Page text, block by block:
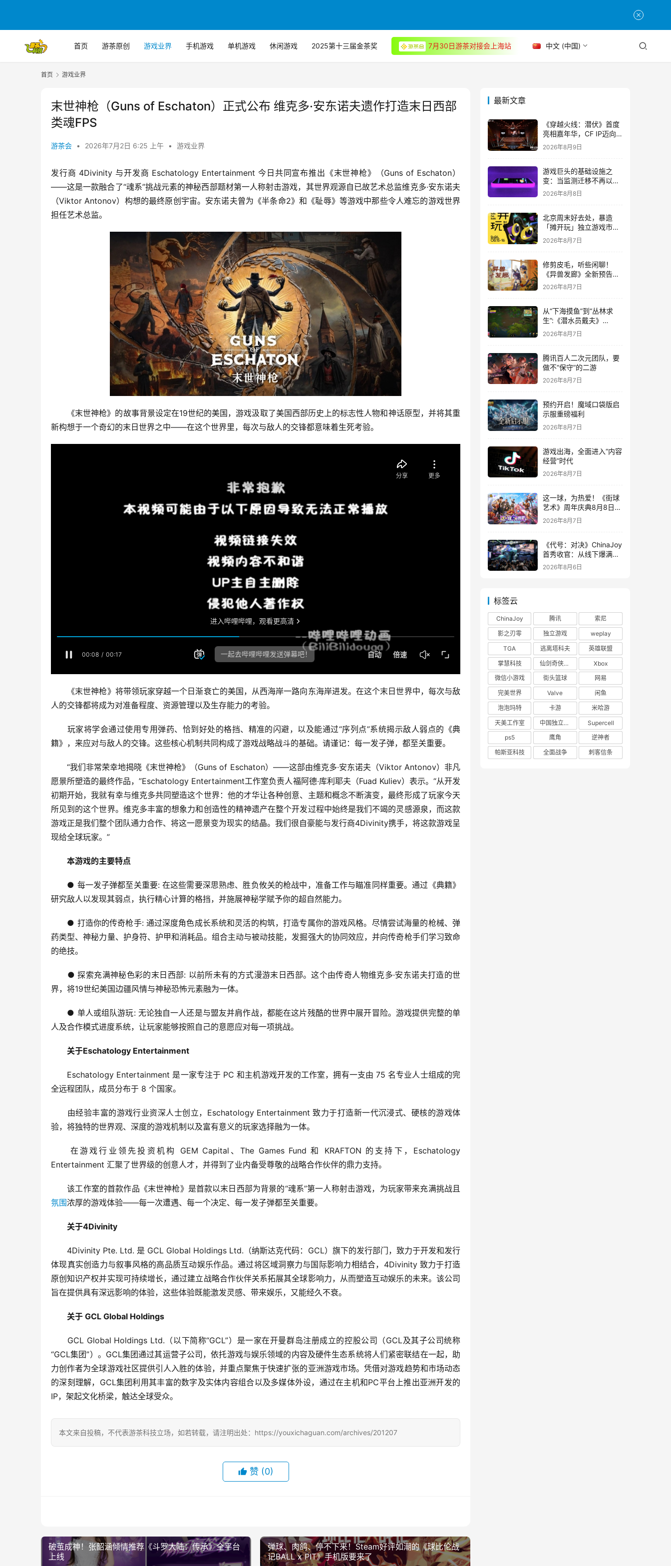
首页 游茶原创 游戏业界 手机游戏 单机游戏 休闲游戏 2025第十三届金茶奖 7月30日游茶对接会上海站 中文 (中国)
首页 游戏业界
末世神枪（Guns of Eschaton）正式公布 维克多·安东诺夫遗作打造末日西部
类魂FPS
游茶会 • 2026年7月2日 6:25 上午 • 游戏业界
发行商 4Divinity 与开发商 Eschatology Entertainment 今日共同宣布推出《末世神枪》（Guns of Eschaton）
——这是一款融合了“魂系”挑战元素的神秘西部题材第一人称射击游戏，其世界观源自已故艺术总监维克多·安东诺夫
（Viktor Antonov）构想的最终原创宇宙。安东诺夫曾为《半条命2》和《耻辱》等游戏中那些令人难忘的游戏世界
担任艺术总监。
《末世神枪》的故事背景设定在19世纪的美国，游戏汲取了美国西部历史上的标志性人物和神话原型，并将其重
新构想于一个奇幻的末日世界之中——在这个世界里，每次与敌人的交锋都意味着生死考验。
《末世神枪》将带领玩家穿越一个日渐衰亡的美国，从西海岸一路向东海岸进发。在这个末日世界中，每次与敌
人的交锋都将成为对准备程度、资源管理以及生存能力的考验。
玩家将学会通过使用专用弹药、恰到好处的格挡、精准的闪避，以及能通过“序列点”系统揭示敌人弱点的《典
籍》，来应对与敌人的交锋。这些核心机制共同构成了游戏战略战斗的基础。请谨记：每一发子弹，都至关重要。
“我们非常荣幸地揭晓《末世神枪》（Guns of Eschaton）——这部由维克多·安东诺夫（Viktor Antonov）非凡
愿景所塑造的最终作品，”Eschatology Entertainment工作室负责人福阿德·库利耶夫（Fuad Kuliev）表示。“从开发
初期开始，我就有幸与维克多共同塑造这个世界：他的才华让各种创意、主题和概念不断演变，最终形成了玩家今天
所见到的这个世界。维克多丰富的想象力和创造性的精神遗产在整个开发过程中始终是我们不竭的灵感源泉，而这款
游戏正是我们整个团队通力合作、将这一愿景变为现实的结晶。我们很自豪能与发行商4Divinity携手，将这款游戏呈
现给全球玩家。”
本游戏的主要特点
● 每一发子弹都至关重要: 在这些需要深思熟虑、胜负攸关的枪战中，准备工作与瞄准同样重要。通过《典籍》
研究敌人以发现其弱点，执行精心计算的格挡，并施展神秘学赋予你的超自然能力。
● 打造你的传奇枪手: 通过深度角色成长系统和灵活的构筑，打造专属你的游戏风格。尽情尝试海量的枪械、弹
药类型、神秘力量、护身符、护甲和消耗品。组合主动与被动技能，发掘强大的协同效应，并向传奇枪手们学习致命
的绝技。
● 探索充满神秘色彩的末日西部: 以前所未有的方式漫游末日西部。这个由传奇人物维克多·安东诺夫打造的世
界，将19世纪美国边疆风情与神秘恐怖元素融为一体。
● 单人或组队游玩: 无论独自一人还是与盟友并肩作战，都能在这片残酷的世界中展开冒险。游戏提供完整的单
人及合作模式进度系统，让玩家能够按照自己的意愿应对每一项挑战。
关于Eschatology Entertainment
Eschatology Entertainment 是一家专注于 PC 和主机游戏开发的工作室，拥有一支由 75 名专业人士组成的完
全远程团队，成员分布于 8 个国家。
由经验丰富的游戏行业资深人士创立，Eschatology Entertainment 致力于打造新一代沉浸式、硬核的游戏体
验，将独特的世界观、深度的游戏机制以及富有意义的玩家选择融为一体。
在游戏行业领先投资机构 GEM Capital、The Games Fund 和 KRAFTON 的支持下，Eschatology
Entertainment 汇聚了世界级的创意人才，并得到了业内备受尊敬的战略合作伙伴的鼎力支持。
该工作室的首款作品《末世神枪》是首款以末日西部为背景的“魂系”第一人称射击游戏，为玩家带来充满挑战且
氛围浓厚的游戏体验——每一次遭遇、每一个决定、每一发子弹都至关重要。
关于4Divinity
4Divinity Pte. Ltd. 是 GCL Global Holdings Ltd.（纳斯达克代码：GCL）旗下的发行部门，致力于开发和发行
体现真实创造力与叙事风格的高品质互动娱乐作品。通过将区域洞察力与国际影响力相结合，4Divinity 致力于打造
原创知识产权并实现可持续增长，通过建立战略合作伙伴关系拓展其全球影响力，从而塑造互动娱乐的未来。该公司
旨在提供具有深远影响的体验，这些体验既能激发灵感、带来娱乐，又能经久不衰。
关于 GCL Global Holdings
GCL Global Holdings Ltd.（以下简称“GCL”）是一家在开曼群岛注册成立的控股公司（GCL及其子公司统称
“GCL集团”）。GCL集团通过其运营子公司，依托游戏与娱乐领域的内容及硬件生态系统将人们紧密联结在一起，助
力创作者为全球游戏社区提供引人入胜的体验，并重点聚焦于快速扩张的亚洲游戏市场。凭借对游戏趋势和市场动态
的深刻理解，GCL集团利用其丰富的数字及实体内容组合以及多媒体外设，通过在主机和PC平台上推出亚洲开发的
IP，架起文化桥梁，触达全球受众。
本文来自投稿，不代表游茶科技立场，如若转载，请注明出处：https://youxichaguan.com/archives/201207
赞 (0)
破茧成神！张韶涵倾情推荐《斗罗大陆：传承》全平台
上线
弹球、肉鸽、停不下来！Steam好评如潮的《球比伦战
记BALL x PIT》手机版要来了
最新文章
《穿越火线：潜伏》首度
亮相嘉年华，CF IP迈向
3A叙事新高度
2026年8月9日
游戏巨头的基础设施之
变：当监测迁移不再以中
断为代价
2026年8月8日
北京周末好去处，暴造
「摊开玩」独立游戏市集
正式开票！
2026年8月7日
修剪皮毛，听些闲聊！
《异兽发廊》全新预告与
Steam免费试玩公开
2026年8月7日
从“下海摸鱼”到“丛林求
生”:《潜水员戴夫》
DLC《丛林》移动端定档
8月14日
2026年8月7日
腾讯百人二次元团队，要
做不“保守”的二游
2026年8月7日
预约开启！魔域口袋版启
示服重磅福利
2026年8月7日
游戏出海，全面进入“内容
经营”时代
2026年8月7日
这一球，为热爱！《街球
艺术》周年庆典8月8日正
式上线，多重福利与全新
内容同步开启
2026年8月7日
《代号：对决》ChinaJoy
首秀收官：从线下爆满看
见玩家的真实期待
2026年8月6日
标签云
ChinaJoy 腾讯
索尼
影之刃零
独立游戏
weplay
TGA
逃离塔科夫
英雄联盟
掌慧科技
仙剑奇侠传四
Xbox
微信小游戏
街头篮球
网易
完美世界
Valve
闲鱼
泡泡玛特
卡游
米哈游
天美工作室
中国独立游戏联盟
Supercell
ps5
鹰角
逆神者
帕斯亚科技
全面战争 刺客信条